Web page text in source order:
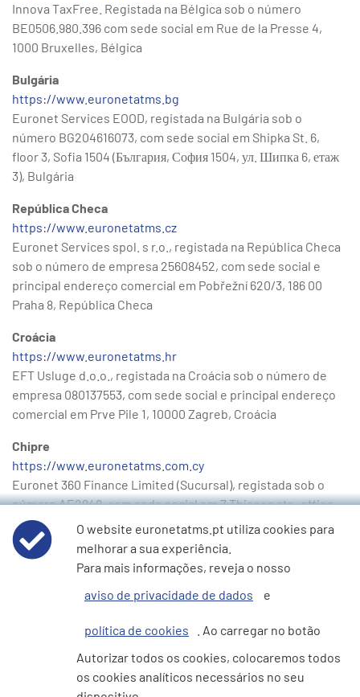
Innova TaxFree. Registada na Bélgica sob o número
BE0506.980.396 com sede social em Rue de la Presse 4,
1000 Bruxelles, Bélgica
Bulgária
https://www.euronetatms.bg
Euronet Services EOOD, registada na Bulgária sob o
número BG204616073, com sede social em Shipka St. 6,
floor 3, Sofia 1504 (България, София 1504, ул. Шипка 6, етаж
3), Bulgária
República Checa
https://www.euronetatms.cz
Euronet Services spol. s r.o., registada na República Checa
sob o número de empresa 25608452, com sede social e
principal endereço comercial em Pobřežní 620/3, 186 00
Praha 8, República Checa
Croácia
https://www.euronetatms.hr
EFT Usluge d.o.o., registada na Croácia sob o número de
empresa 080137553, com sede social e principal endereço
comercial em Prve Pile 1, 10000 Zagreb, Croácia
Chipre
https://www.euronetatms.com.cy
Euronet 360 Finance Limited (Sucursal), registada sob o
número AE2948, com sede social em 7 Thiseos str., office
001,2042 Strovolos, Nicosia, Chipre
Dinamarca
https://www.euronetatms.dk
Euronet 360 Finance Limited (Sucursal), registada sob o
comercial em Peterdalsvej 1A, 3. sal, 2770 Kastrup,
O website euronetatms.pt utiliza cookies para
melhorar a sua experiência.
Para mais informações, reveja o nosso
aviso de privacidade de dados
e
política de cookies
. Ao carregar no botão
Autorizar todos os cookies, colocaremos todos
os cookies analíticos necessários no seu